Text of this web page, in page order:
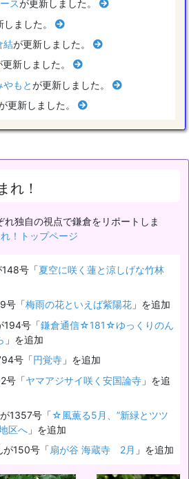
スが更新しました。
ました。
結が更新しました。
更新しました。
やもとが更新しました。
更新しました。
れ！
独自の視点で鎌倉をリポートしま
！トップページ
148号「夏空に咲く蓮と涼しげな竹林
号「梅雨の花といえば紫陽花 」を追加
194号「鎌倉通信☆181☆ゆっくりのん
」を追加
号「円覚寺 」を追加
号「ヤマアジサイ咲く安国論寺 」を追
1357号「☆風薫る5月、”新緑とツツ
区へ 」を追加
が150号「扇が谷 海蔵寺 2月 」を追加